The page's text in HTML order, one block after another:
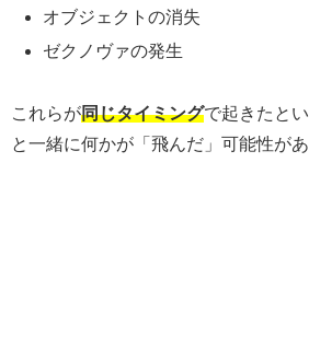
オブジェクトの消失
ゼクノヴァの発生
これらが同じタイミングで起きたと
と一緒に何かが「飛んだ」可能性があ